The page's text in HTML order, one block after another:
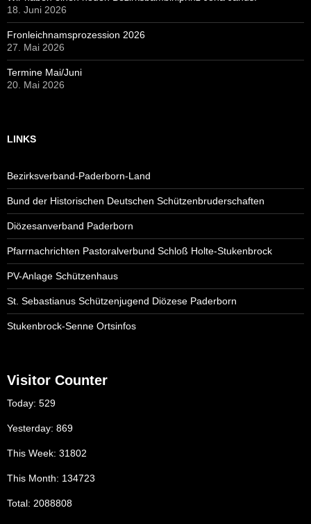
18. Juni 2026
Fronleichnamsprozession 2026
27. Mai 2026
Termine Mai/Juni
20. Mai 2026
LINKS
Bezirksverband-Paderborn-Land
Bund der Historischen Deutschen Schützenbruderschaften
Diözesanverband Paderborn
Pfarrnachrichten Pastoralverbund Schloß Holte-Stukenbrock
PV-Anlage Schützenhaus
St. Sebastianus Schützenjugend Diözese Paderborn
Stukenbrock-Senne Ortsinfos
Visitor Counter
Today: 529
Yesterday: 869
This Week: 31802
This Month: 134723
Total: 2088808